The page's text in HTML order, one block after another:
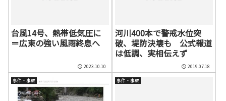
台風14号、熱帯低気圧に
＝広東の強い風雨終息へ
2023.10.10
河川400本で警戒水位突
破、堤防決壊も 公式報道
は低調、実相伝えず
2019.07.18
事件・事故 事件・事故